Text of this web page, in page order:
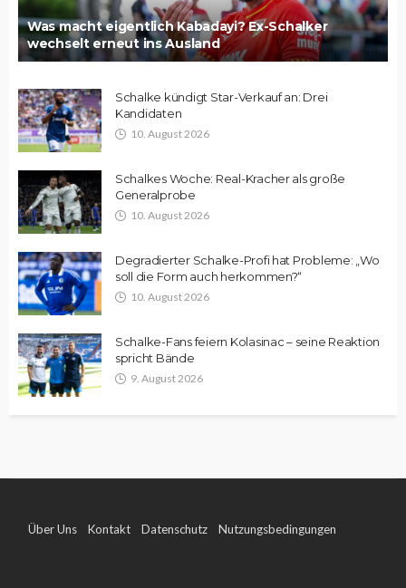
Was macht eigentlich Kabadayi? Ex-Schalker
wechselt erneut ins Ausland
Schalke kündigt Star-Verkauf an: Drei
Kandidaten
10. August 2026
Schalkes Woche: Real-Kracher als große
Generalprobe
10. August 2026
Degradierter Schalke-Profi hat Probleme: „Wo
soll die Form auch herkommen?“
10. August 2026
Schalke-Fans feiern Kolasinac – seine Reaktion
spricht Bände
9. August 2026
Über Uns Kontakt Datenschutz Nutzungsbedingungen